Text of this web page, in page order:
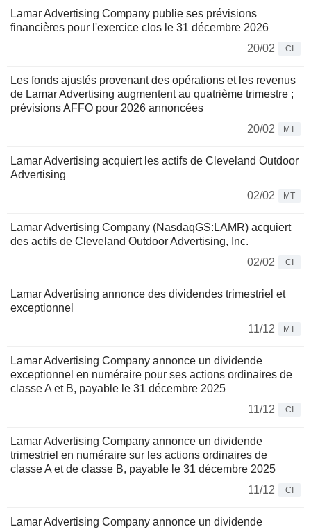
Lamar Advertising Company publie ses prévisions
financières pour l'exercice clos le 31 décembre 2026
20/02
CI
Les fonds ajustés provenant des opérations et les revenus
de Lamar Advertising augmentent au quatrième trimestre ;
prévisions AFFO pour 2026 annoncées
20/02
MT
Lamar Advertising acquiert les actifs de Cleveland Outdoor
Advertising
02/02
MT
Lamar Advertising Company (NasdaqGS:LAMR) acquiert
des actifs de Cleveland Outdoor Advertising, Inc.
02/02
CI
Lamar Advertising annonce des dividendes trimestriel et
exceptionnel
11/12
MT
Lamar Advertising Company annonce un dividende
exceptionnel en numéraire pour ses actions ordinaires de
classe A et B, payable le 31 décembre 2025
11/12
CI
Lamar Advertising Company annonce un dividende
trimestriel en numéraire sur les actions ordinaires de
classe A et de classe B, payable le 31 décembre 2025
11/12
CI
Lamar Advertising Company annonce un dividende